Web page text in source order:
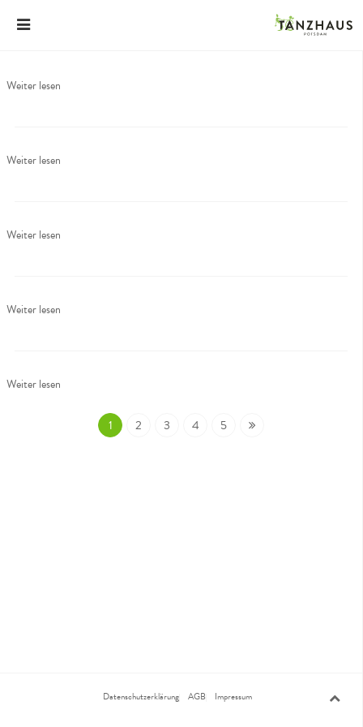
Weiter lesen
Weiter lesen
Weiter lesen
Weiter lesen
Weiter lesen
1 2 3 4 5
Datenschutzerklärung AGB Impressum